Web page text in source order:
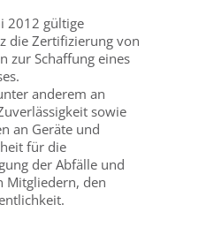
2012 gültige
die Zertifizierung von
zur Schaffung eines
anderem an
sowie
an Geräte und
für die
der Abfälle und
Mitgliedern, den